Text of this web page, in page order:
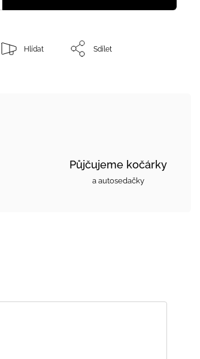
Hlídat Sdílet
Půjčujeme kočárky
a autosedačky